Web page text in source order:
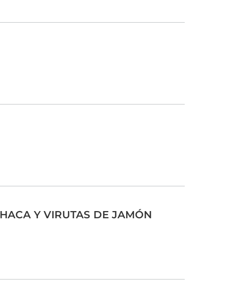
Y VIRUTAS DE JAMÓN